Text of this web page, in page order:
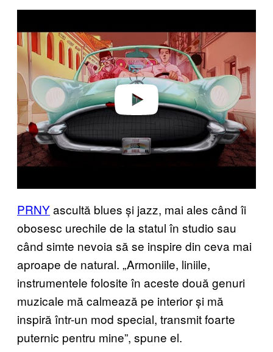
Play video
PRNYascultă blues și jazz, mai ales când îi
obosesc urechile de la statul în studio sau
când simte nevoia să se inspire din ceva mai
aproape de natural. „Armoniile, liniile,
instrumentele folosite în aceste două genuri
muzicale mă calmează pe interior și mă
inspiră într-un mod special, transmit foarte
puternic pentru mine”, spune el.